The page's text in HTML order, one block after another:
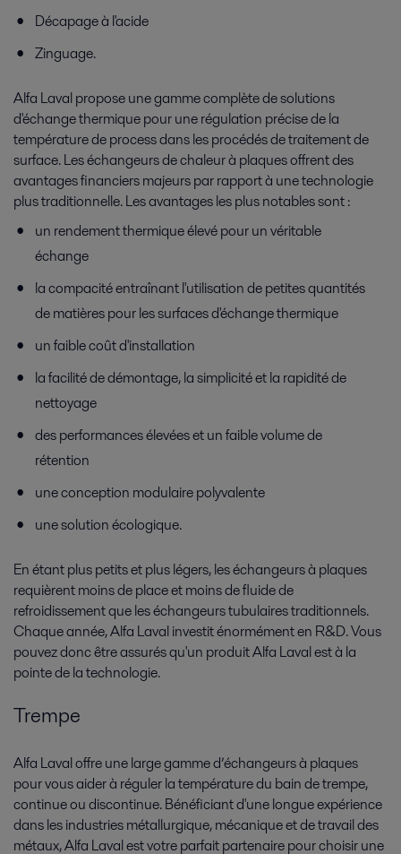
Décapage à l'acide
Zinguage.
Alfa Laval propose une gamme complète de solutions
d'échange thermique pour une régulation précise de la
température de process dans les procédés de traitement de
surface. Les échangeurs de chaleur à plaques offrent des
avantages financiers majeurs par rapport à une technologie
plus traditionnelle. Les avantages les plus notables sont :
un rendement thermique élevé pour un véritable
échange
la compacité entraînant l'utilisation de petites quantités
de matières pour les surfaces d'échange thermique
un faible coût d'installation
la facilité de démontage, la simplicité et la rapidité de
nettoyage
des performances élevées et un faible volume de
rétention
une conception modulaire polyvalente
une solution écologique.
En étant plus petits et plus légers, les échangeurs à plaques
requièrent moins de place et moins de fluide de
refroidissement que les échangeurs tubulaires traditionnels.
Chaque année, Alfa Laval investit énormément en R&D. Vous
pouvez donc être assurés qu'un produit Alfa Laval est à la
pointe de la technologie.
Trempe
Alfa Laval offre une large gamme d’échangeurs à plaques
pour vous aider à réguler la température du bain de trempe,
continue ou discontinue. Bénéficiant d'une longue expérience
dans les industries métallurgique, mécanique et de travail des
métaux, Alfa Laval est votre parfait partenaire pour choisir une